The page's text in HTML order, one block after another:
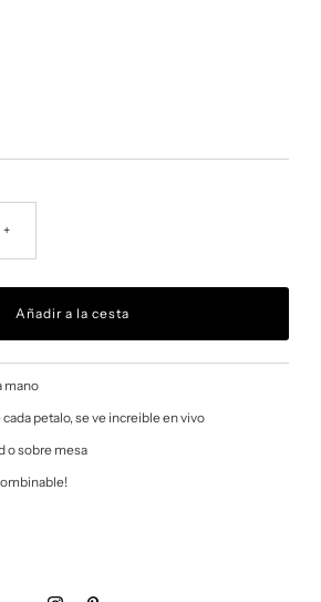
+
mano
petalo, se ve increible en vivo
o sobre mesa